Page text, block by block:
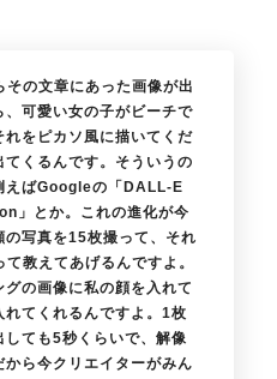
の文章にあった画像が出
可愛い女の子がビーチで
をピカソ風に描いてくだ
くるんです。そういうの
えばGoogleの「DALL-E
」とか。これの進化が今
写真を15枚撮って、それ
教えてあげるんですよ。
の画像に私の顔を入れて
れてくれるんですよ。1枚
ても5秒くらいで、解像
ら今クリエイターがみん